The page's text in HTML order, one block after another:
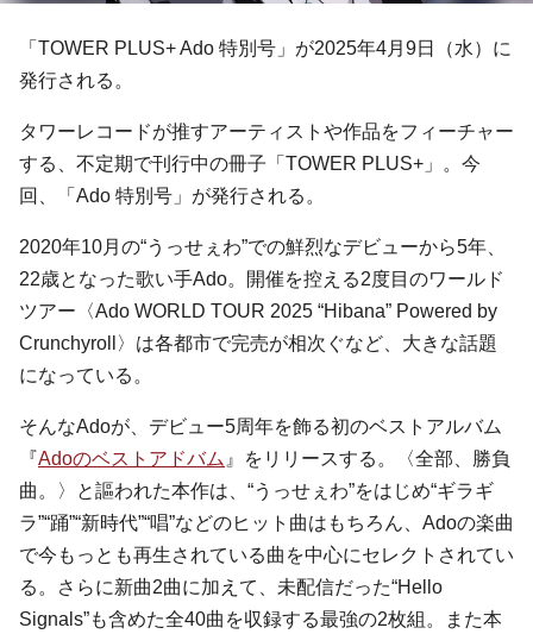
「TOWER PLUS+ Ado 特別号」が2025年4月9日（水）に
発行される。
タワーレコードが推すアーティストや作品をフィーチャー
する、不定期で刊行中の冊子「TOWER PLUS+」。今
回、「Ado 特別号」が発行される。
2020年10⽉の“うっせぇわ”での鮮烈なデビューから5年、
22歳となった歌い⼿Ado。開催を控える2度⽬のワールド
ツアー〈Ado WORLD TOUR 2025 “Hibana” Powered by
Crunchyroll〉は各都市で完売が相次ぐなど、大きな話題
になっている。
そんなAdoが、デビュー5周年を飾る初のベストアルバム
『Adoのベストアドバム 』をリリースする。〈全部、勝負
曲。〉と謳われた本作は、“うっせぇわ”をはじめ“ギラギ
ラ”“踊”“新時代”“唱”などのヒット曲はもちろん、Adoの楽曲
で今もっとも再生されている曲を中心にセレクトされてい
る。さらに新曲2曲に加えて、未配信だった“Hello
Signals”も含めた全40曲を収録する最強の2枚組。また本